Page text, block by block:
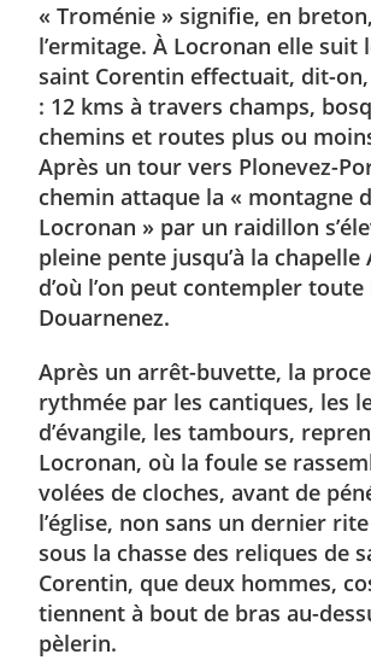
« Troménie » signifie, en
l’ermitage. À Locronan elle suit
saint Corentin effectuait, dit-
: 12 kms à travers champs,
chemins et routes plus ou
Après un tour vers Plonevez-
chemin attaque la « montagne
Locronan » par un raidillon
pleine pente jusqu’à la chapelle
d’où l’on peut contempler
Douarnenez.
Après un arrêt-buvette, la
rythmée par les cantiques, les
d’évangile, les tambours,
Locronan, où la foule se
volées de cloches, avant de
l’église, non sans un dernier
sous la chasse des reliques de
Corentin, que deux hommes,
tiennent à bout de bras au-
pèlerin.